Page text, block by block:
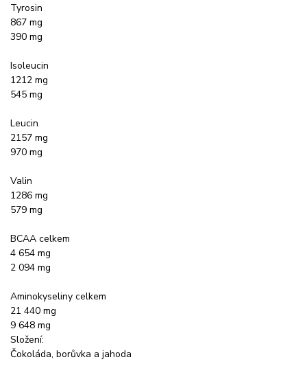
Tyrosin
867 mg
390 mg
Isoleucin
1212 mg
545 mg
Leucin
2157 mg
970 mg
Valin
1286 mg
579 mg
BCAA celkem
4 654 mg
2 094 mg
Aminokyseliny celkem
21 440 mg
9 648 mg
Složení:
Čokoláda, borůvka a jahoda